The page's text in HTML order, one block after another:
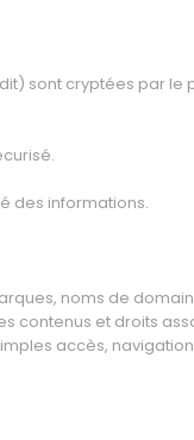
sont cryptées par le
des informations.
noms de
contenus et droits
accès,